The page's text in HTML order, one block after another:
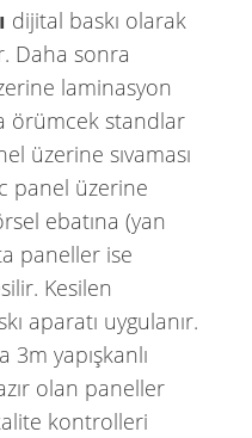
dijital baskı olarak
Daha sonra
laminasyon
örümcek standlar
üzerine sıvaması
panel üzerine
ebatına (yan
paneller ise
Kesilen
aparatı uygulanır.
3m yapışkanlı
olan paneller
kontrolleri